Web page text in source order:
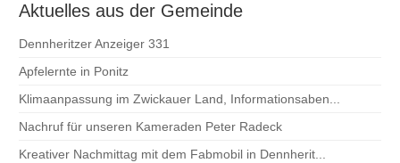
Aktuelles aus der Gemeinde
Dennheritzer Anzeiger 331
Apfelernte in Ponitz
Klimaanpassung im Zwickauer Land, Informationsaben...
Nachruf für unseren Kameraden Peter Radeck
Kreativer Nachmittag mit dem Fabmobil in Dennherit...